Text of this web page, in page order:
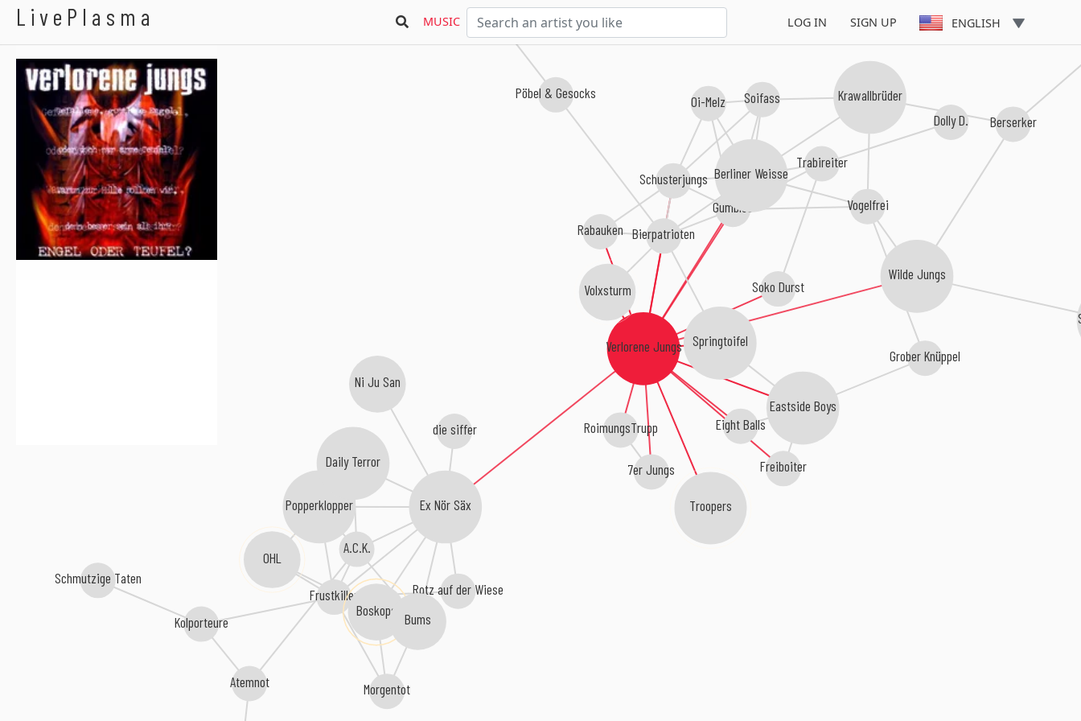
LivePlasma MUSIC LOG IN SIGN UP ENGLISH
Verlorene Jungs
Volxsturm
Springtoifel
Eastside Boys
Troopers
Freiboiter
Eight Balls
Soko Durst
RoimungsTrupp
7er Jungs
Schusterjungs
Gumbles
Berliner Weisse
Ex Nör Säx
Wilde Jungs
Frustkiller
Krawallbrüder
Popperklopper
Ni Ju San
A.C.K.
Rotz auf der Wiese
Soifass
die siffer
Boskops
Berserker
Trabireiter
Dolly D.
Atemnot Morgentot
OHL
Kolporteure
Pöbel & Gesocks
Bums
Bierpatrioten
Oi-Melz
Daily Terror
Vogelfrei
Grober Knüppel
Rabauken
Schmutzige Taten
Verlorene Jungs